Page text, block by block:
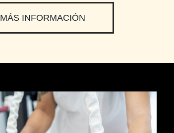
MÁS INFORMACIÓN